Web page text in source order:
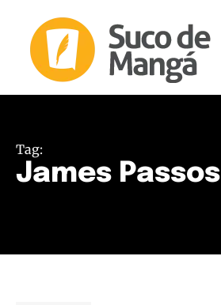
Tag:
James Passos